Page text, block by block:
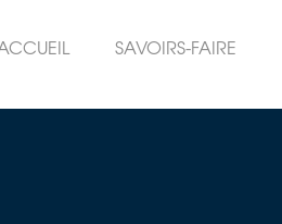
SAVOIRS-FAIRE